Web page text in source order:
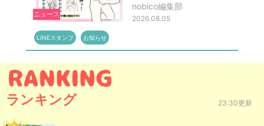
ニュース
nobico編集部
2026.08.05
LINEスタンプ お知らせ
ランキング 23:30更新